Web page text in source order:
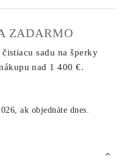
ZADARMO
sadu na šperky
nad 1 400 €.
, ak objednáte dnes.